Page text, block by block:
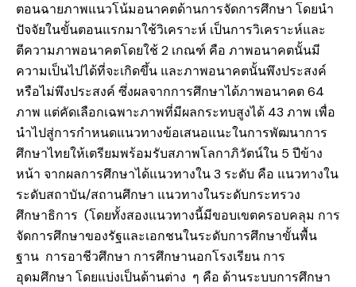
ตอนฉายภาพแนวโน้มอนาคตด้านการจัดการศึกษา โดยนำ
ปัจจัยในขั้นตอนแรกมาใช้วิเคราะห์ เป็นการวิเคราะห์และ
ตีความภาพอนาคตโดยใช้ 2 เกณฑ์ คือ ภาพอนาคตนั้นมี
ความเป็นไปได้ที่จะเกิดขึ้น และภาพอนาคตนั้นพึงประสงค์
หรือไม่พึงประสงค์ ซึ่งผลจากการศึกษาได้ภาพอนาคต 64
ภาพ แต่คัดเลือกเฉพาะภาพที่มีผลกระทบสูงได้ 43 ภาพ เพื่อ
นำไปสู่การกำหนดแนวทางข้อเสนอแนะในการพัฒนาการ
ศึกษาไทยให้เตรียมพร้อมรับสภาพโลกาภิวัตน์ใน 5 ปีข้าง
หน้า จากผลการศึกษาได้แนวทางใน 3 ระดับ คือ แนวทางใน
ระดับสถาบัน/สถานศึกษา แนวทางในระดับกระทรวง
ศึกษาธิการ (โดยทั้งสองแนวทางนี้มีขอบเขตครอบคลุม การ
จัดการศึกษาของรัฐและเอกชนในระดับการศึกษาขั้นพื้น
ฐาน การอาชีวศึกษา การศึกษานอกโรงเรียน การ
อุดมศึกษา โดยแบ่งเป็นด้านต่าง ๆ คือ ด้านระบบการศึกษา